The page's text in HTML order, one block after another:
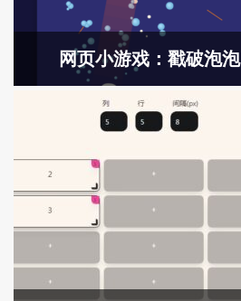
网页小游戏：戳破泡泡